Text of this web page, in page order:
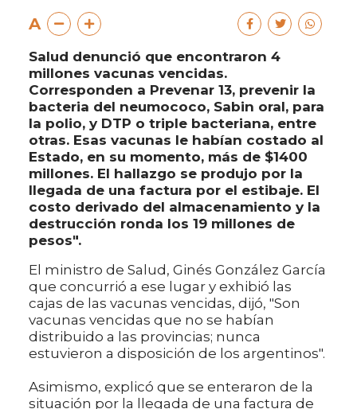
A
Salud denunció que encontraron 4
millones vacunas vencidas.
Corresponden a Prevenar 13, prevenir la
bacteria del neumococo, Sabin oral, para
la polio, y DTP o triple bacteriana, entre
otras. Esas vacunas le habían costado al
Estado, en su momento, más de $1400
millones. El hallazgo se produjo por la
llegada de una factura por el estibaje. El
costo derivado del almacenamiento y la
destrucción ronda los 19 millones de
pesos".
El ministro de Salud, Ginés González García
que concurrió a ese lugar y exhibió las
cajas de las vacunas vencidas, dijó, "Son
vacunas vencidas que no se habían
distribuido a las provincias; nunca
estuvieron a disposición de los argentinos".
Asimismo, explicó que se enteraron de la
situación por la llegada de una factura de